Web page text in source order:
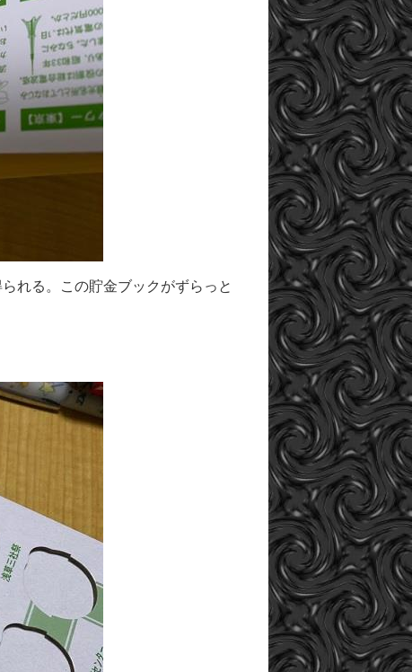
れる。この貯金ブックがずらっと